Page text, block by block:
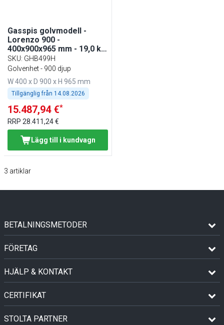
Gasspis golvmodell -
Lorenzo 900 -
400x900x965 mm - 19,0 kW
- 2 brännare - öppen
underbyggnad -
SKU: GHB499H
Golvenhet - 900 djup
W 400 x D 900 x H 965 mm
Tillgänglig från 14.08.2026
15.487,94 €*
RRP 28.411,24 €
Lägg till i kundvagn
3 artiklar
BETALNINGSMETODER
FÖRETAG
HJÄLP & KONTAKT
CERTIFIKAT
STOLTA PARTNER